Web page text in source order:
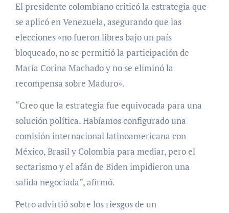
El presidente colombiano criticó la estrategia que
se aplicó en Venezuela, asegurando que las
elecciones «no fueron libres bajo un país
bloqueado, no se permitió la participación de
María Corina Machado y no se eliminó la
recompensa sobre Maduro».
“Creo que la estrategia fue equivocada para una
solución política. Habíamos configurado una
comisión internacional latinoamericana con
México, Brasil y Colombia para mediar, pero el
sectarismo y el afán de Biden impidieron una
salida negociada”, afirmó.
Petro advirtió sobre los riesgos de un